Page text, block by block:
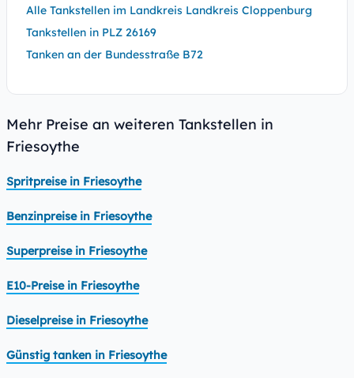
Alle Tankstellen im Landkreis Landkreis Cloppenburg
Tankstellen in PLZ 26169
Tanken an der Bundesstraße B72
Mehr Preise an weiteren Tankstellen in
Friesoythe
Spritpreise in Friesoythe
Benzinpreise in Friesoythe
Superpreise in Friesoythe
E10-Preise in Friesoythe
Dieselpreise in Friesoythe
Günstig tanken in Friesoythe